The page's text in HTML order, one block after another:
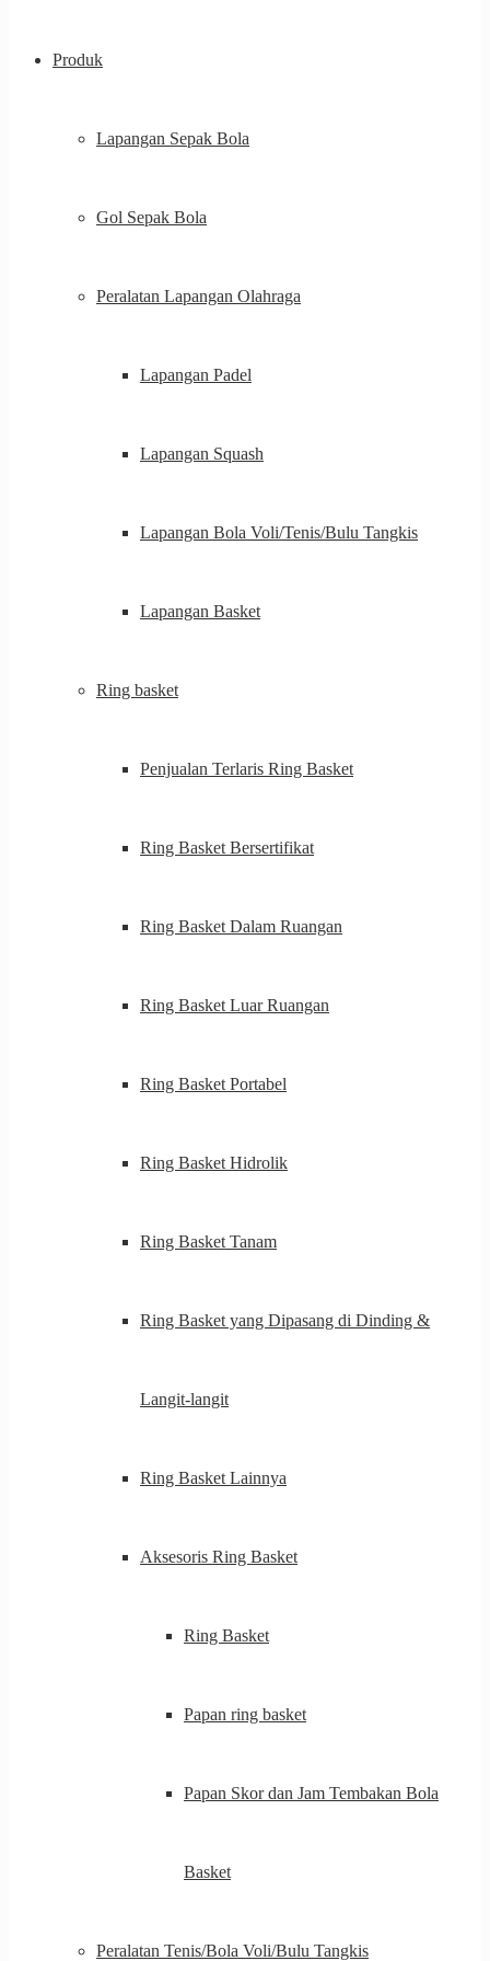
Produk
Lapangan Sepak Bola
Gol Sepak Bola
Peralatan Lapangan Olahraga
Lapangan Padel
Lapangan Squash
Lapangan Bola Voli/Tenis/Bulu Tangkis
Lapangan Basket
Ring basket
Penjualan Terlaris Ring Basket
Ring Basket Bersertifikat
Ring Basket Dalam Ruangan
Ring Basket Luar Ruangan
Ring Basket Portabel
Ring Basket Hidrolik
Ring Basket Tanam
Ring Basket yang Dipasang di Dinding &
Langit-langit
Ring Basket Lainnya
Aksesoris Ring Basket
Ring Basket
Papan ring basket
Papan Skor dan Jam Tembakan Bola
Basket
Peralatan Tenis/Bola Voli/Bulu Tangkis